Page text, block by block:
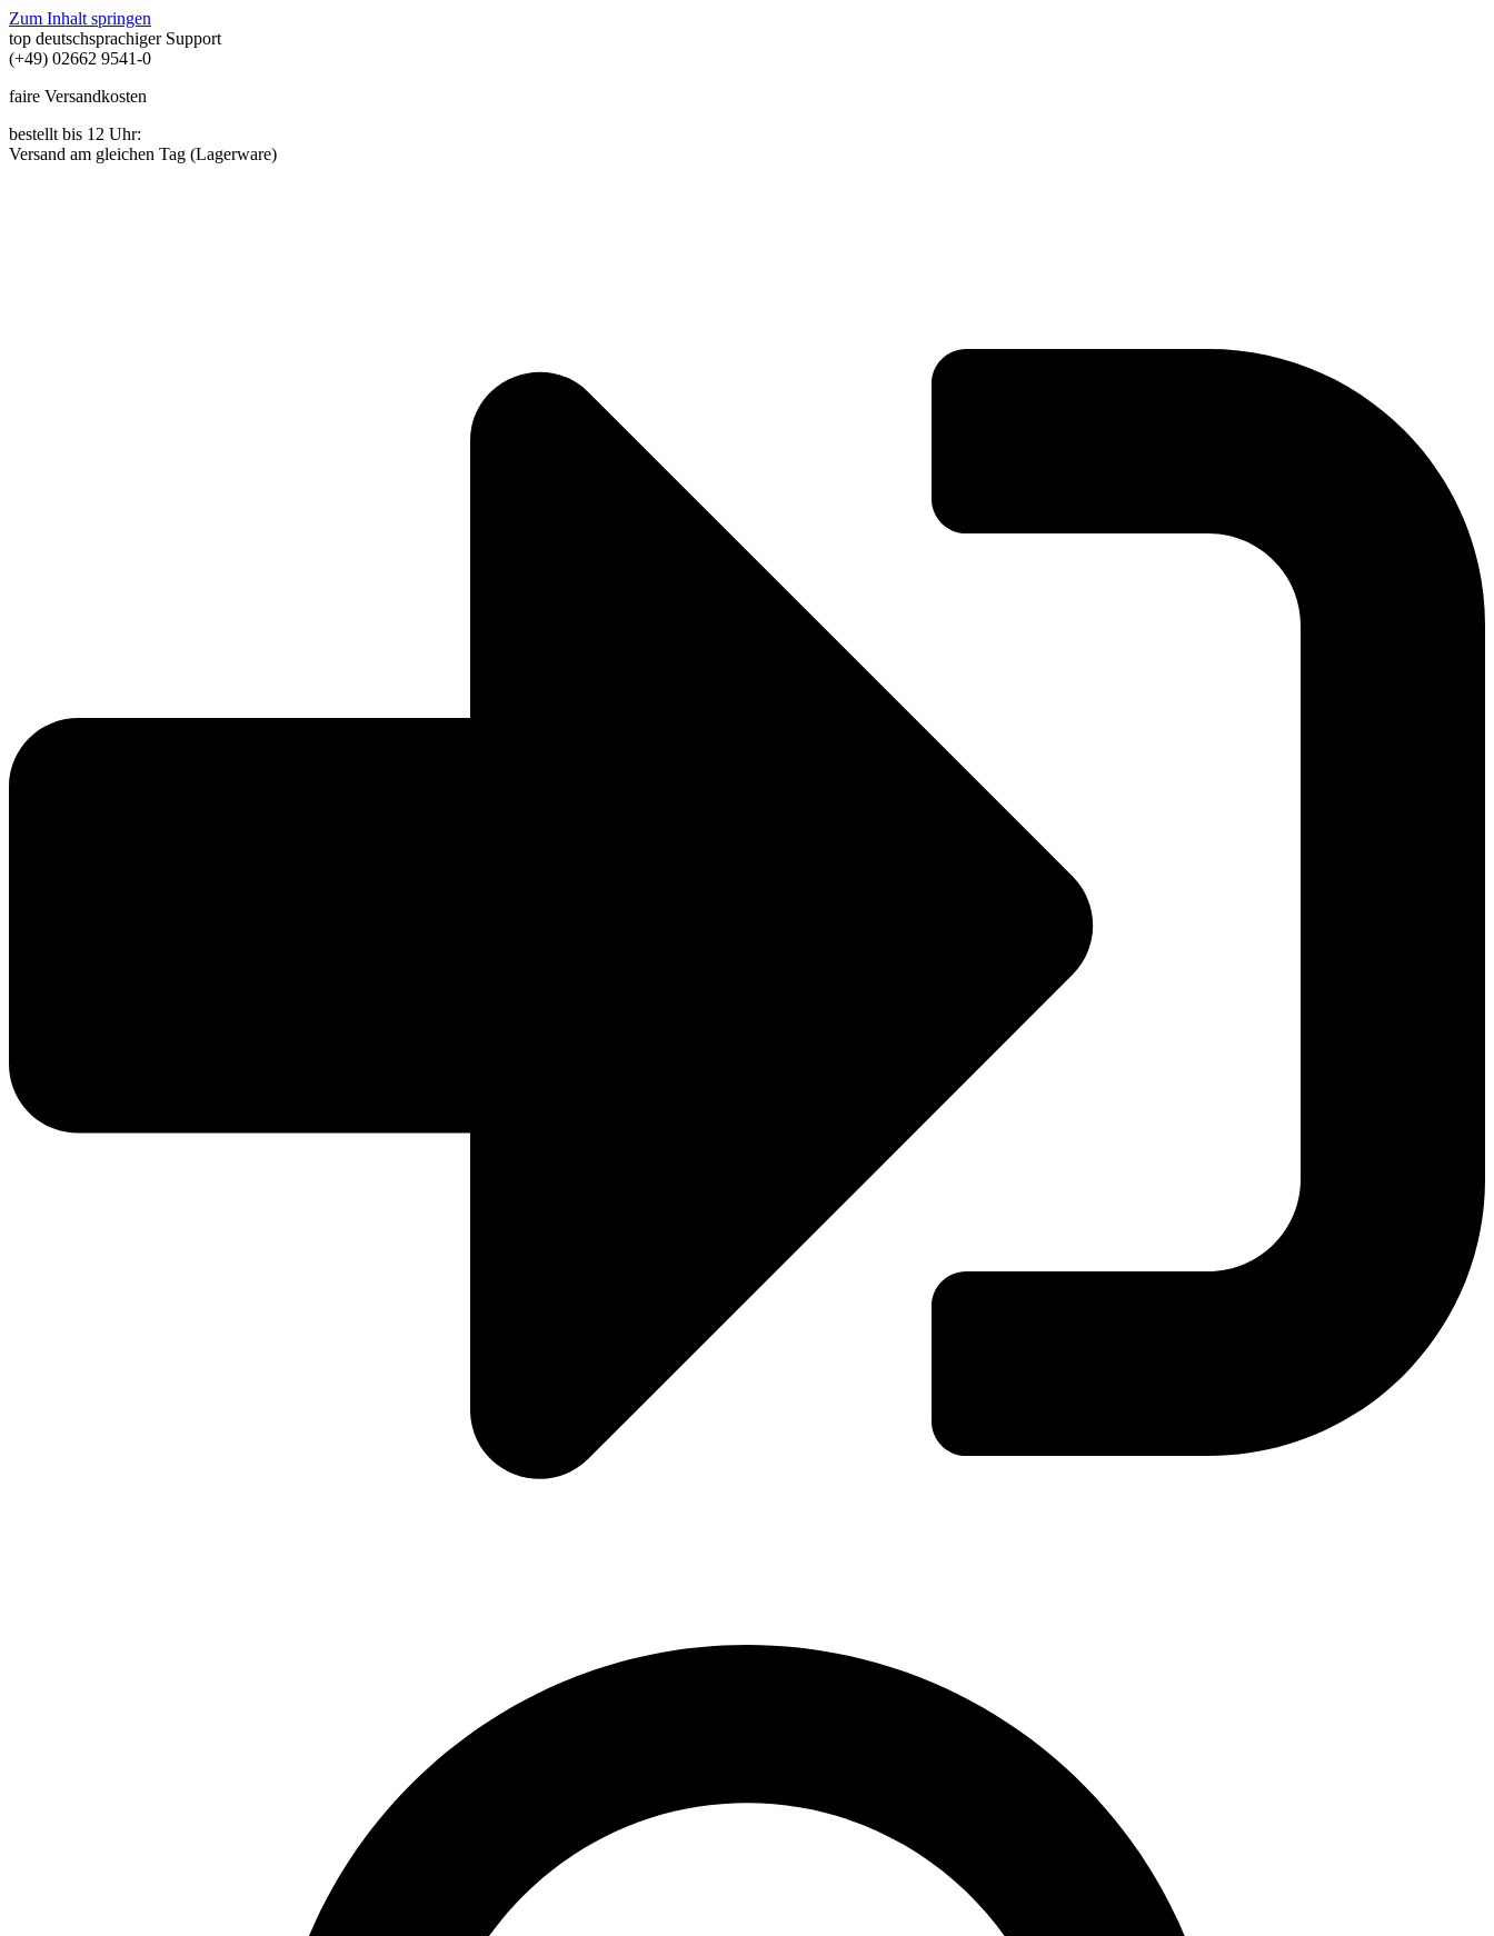
Zum Inhalt springen
top deutschsprachiger Support
(+49) 02662 9541-0
faire Versandkosten
bestellt bis 12 Uhr:
Versand am gleichen Tag (Lagerware)